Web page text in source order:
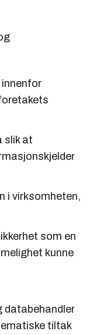
slik at
i virksomheten,
som en
kunne
databehandler
tiltak